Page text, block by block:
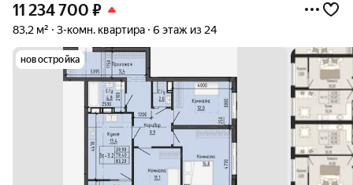
11 234 700 ₽
83,2 м² 3-комн. квартира 6 этаж из 24
новостройка